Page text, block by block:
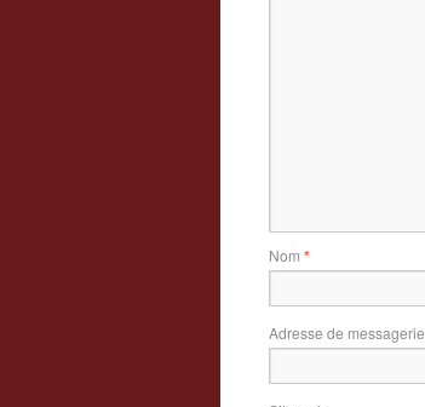
Nom *
Adresse de messagerie